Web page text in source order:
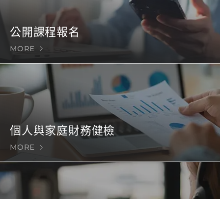
公開課程報名
MORE
個人與家庭財務健檢
MORE